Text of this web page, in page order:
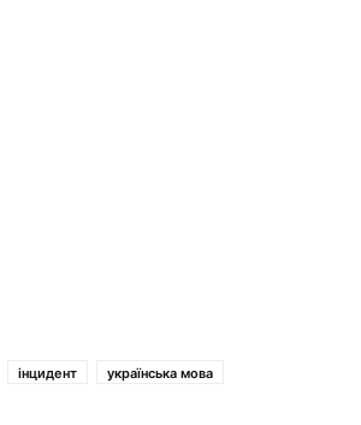
інцидент українська мова